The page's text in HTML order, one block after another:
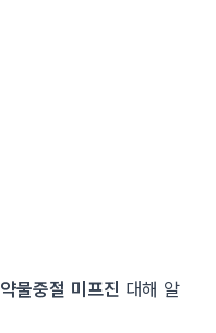
약물중절 미프진 대해 알